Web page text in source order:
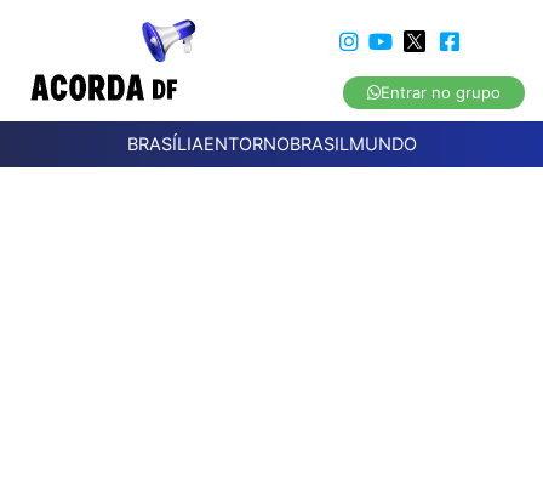
Entrar no grupo
BRASÍLIAENTORNOBRASILMUNDO